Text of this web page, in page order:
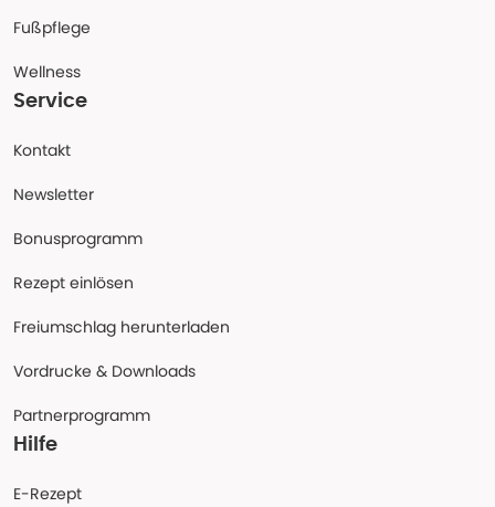
Fußpflege
Wellness
Service
Kontakt
Newsletter
Bonusprogramm
Rezept einlösen
Freiumschlag herunterladen
Vordrucke & Downloads
Partnerprogramm
Hilfe
E-Rezept